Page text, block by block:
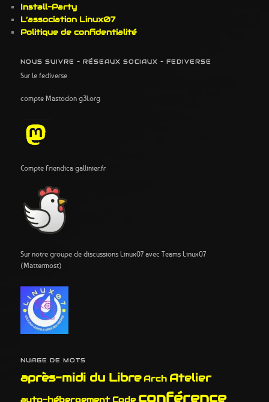
Install-Party
L’association Linux07
Politique de confidentialité
NOUS SUIVRE – RÉSEAUX SOCIAUX – FEDIVERSE
Sur le fediverse
compte Mastodon g3l.org
Compte Friendica gallinier.fr
Sur notre groupe de discussions Linux07 avec Teams Linux07
(Mattermost)
NUAGE DE MOTS
après-midi du Libre Arch Atelier
auto-hébergement Code conférence